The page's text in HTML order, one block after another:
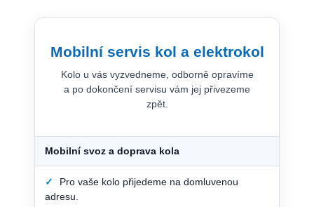
Mobilní servis kol a elektrokol
Kolo u vás vyzvedneme, odborně opravíme
a po dokončení servisu vám jej přivezeme
zpět.
Mobilní svoz a doprava kola
✓
Pro vaše kolo přijedeme na domluvenou
adresu.